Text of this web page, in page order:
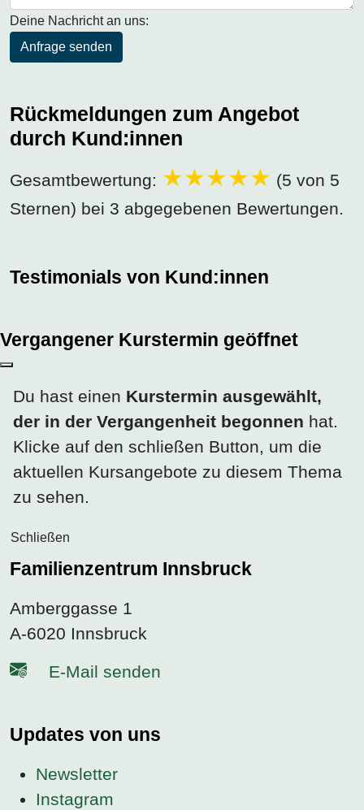
Deine Nachricht an uns:
Anfrage senden
Rückmeldungen zum Angebot
durch Kund:innen
Gesamtbewertung:
(5 von 5
Sternen) bei 3 abgegebenen Bewertungen.
Testimonials von Kund:innen
Vergangener Kurstermin geöffnet
Du hast einen Kurstermin ausgewählt,
der in der Vergangenheit begonnen hat.
Klicke auf den schließen Button, um die
aktuellen Kursangebote zu diesem Thema
zu sehen.
Schließen
Familienzentrum Innsbruck
Amberggasse 1
A-6020 Innsbruck
E-Mail senden
Updates von uns
Newsletter
Instagram